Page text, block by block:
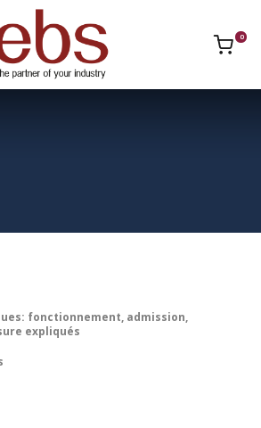
0
fonctionnement, admission,
expliqués